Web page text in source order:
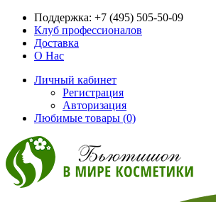
Поддержка: +7 (495) 505-50-09
Клуб профессионалов
Доставка
О Нас
Личный кабинет
Регистрация
Авторизация
Любимые товары (0)